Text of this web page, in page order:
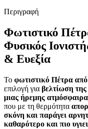
Περιγραφή
Φωτιστικό
Φυσικός
& Ευεξία
Το φωτιστικό Πέτρα
επιλογή για βελτίωση
μιας ήρεμης
που με τη θερμότητα
σκόνη και παράγει
καθαρότερο και πιο